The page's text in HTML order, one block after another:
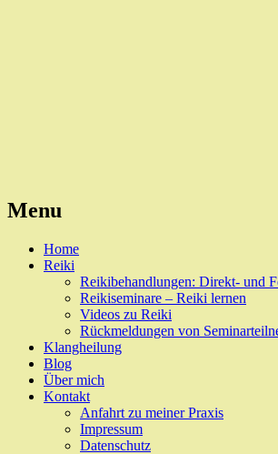
Menu
Skip
Home
Reiki
Reikibehandlungen: Direkt- und
Reikiseminare – Reiki lernen
Videos zu Reiki
Rückmeldungen von
Klangheilung
Blog
Über mich
Kontakt
Anfahrt zu meiner Praxis
Impressum
Datenschutz